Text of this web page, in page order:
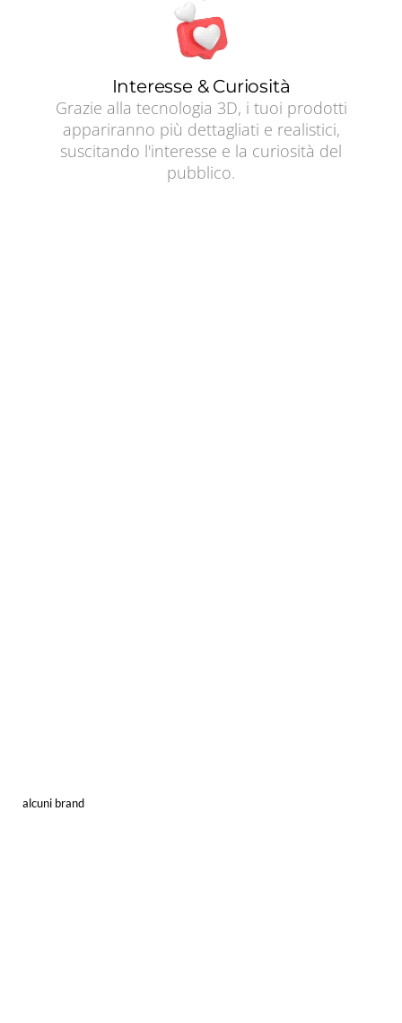
Interesse & Curiosità
Grazie alla tecnologia 3D, i tuoi prodotti
appariranno più dettagliati e realistici,
suscitando l'interesse e la curiosità del
pubblico.
alcuni brand